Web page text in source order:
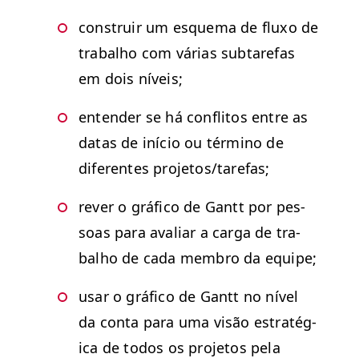
con­stru­ir um esque­ma de fluxo de
tra­bal­ho com várias subtare­fas
em dois níveis;
enten­der se há con­fli­tos entre as
datas de iní­cio ou tér­mi­no de
difer­entes projetos/​tarefas;
rev­er o grá­fi­co de Gantt por pes­
soas para avaliar a car­ga de tra­
bal­ho de cada mem­bro da equipe;
usar o grá­fi­co de Gantt no nív­el
da con­ta para uma visão estratég­
i­ca de todos os pro­je­tos pela